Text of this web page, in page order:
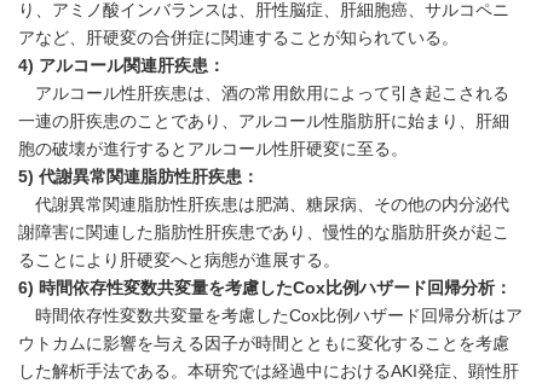
り、アミノ酸インバランスは、肝性脳症、肝細胞癌、サルコペニ
アなど、肝硬変の合併症に関連することが知られている。
4) アルコール関連肝疾患：
アルコール性肝疾患は、酒の常用飲用によって引き起こされる
一連の肝疾患のことであり、アルコール性脂肪肝に始まり、肝細
胞の破壊が進行するとアルコール性肝硬変に至る。
5) 代謝異常関連脂肪性肝疾患：
代謝異常関連脂肪性肝疾患は肥満、糖尿病、その他の内分泌代
謝障害に関連した脂肪性肝疾患であり、慢性的な脂肪肝炎が起こ
ることにより肝硬変へと病態が進展する。
6) 時間依存性変数共変量を考慮したCox比例ハザード回帰分析：
時間依存性変数共変量を考慮したCox比例ハザード回帰分析はア
ウトカムに影響を与える因子が時間とともに変化することを考慮
した解析手法である。本研究では経過中におけるAKI発症、顕性肝